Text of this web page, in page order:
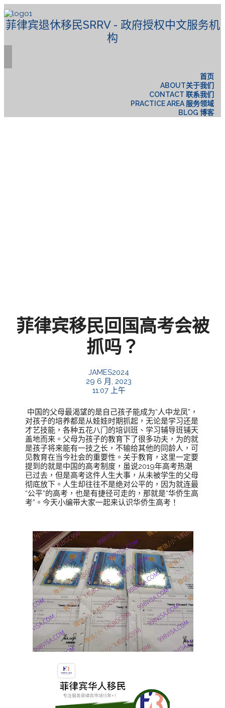
菲律宾退休移民SRRV - 政府授权中文服务机
构
首页
ABOUT关于我们
CONTACT 联系我们
PRACTICE AREA 服务领域
BLOG 博客
菲律宾移民回国高考会被
抓吗？
JAMES2024
29 6 月, 2023
11:07 上午
中国的父母最渴望的是自己孩子能成为“人中龙凤”，
对孩子的培养都是从娃娃时期抓起，无论是学习还是
才艺技能，各种五花八门的培训班、学习辅导班铺天
盖地而来。父母为孩子的教育下了很多功夫，为的就
是孩子将来能有一技之长，不输给其他的同龄人，可
见教育在当今社会的重要性。关于教育，这里一定要
提到的就是中国的高考制度，虽说2019年高考热潮
已过去，但是高考这件人生大事，从未被学生的父母
彻底放下。人生却往往不是绝对公平的，因为就连最
“公平”的高考，也是有捷径可走的，那就是“华侨生高
考”。今天小编带大家一起来认识华侨生高考！